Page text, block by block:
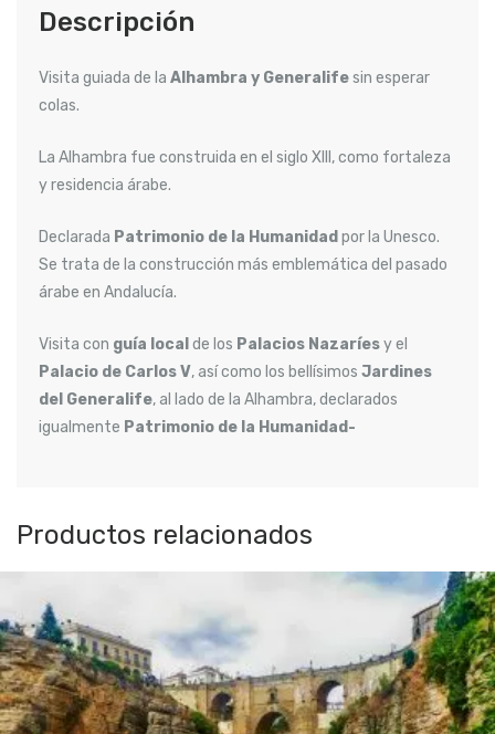
Descripción
Visita guiada de la Alhambra y Generalifesin esperar
colas.
La Alhambra fue construida en el siglo XIII, como fortaleza
y residencia árabe.
Declarada Patrimonio de la Humanidad por la Unesco.
Se trata de la construcción más emblemática del pasado
árabe en Andalucía.
Visita con guía local de los Palacios Nazaríesy el
Palacio de Carlos V, así como los bellísimos Jardines
del Generalife, al lado de la Alhambra, declarados
igualmente Patrimonio de la Humanidad-
Productos relacionados